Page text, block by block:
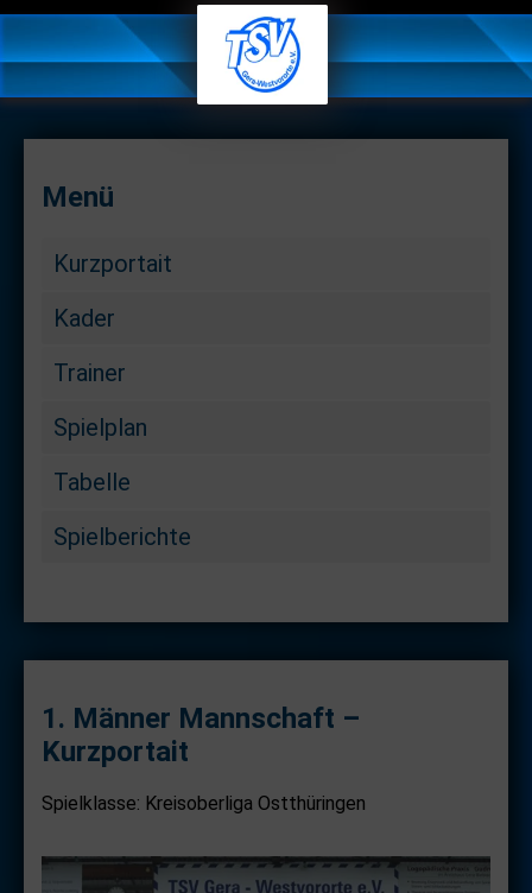
1. Männer Mannschaft –
Kurzportait
Spielklasse: Kreisoberliga Ostthüringen
Menü
Kurzportait
Kader
Trainer
Spielplan
Tabelle
Spielberichte